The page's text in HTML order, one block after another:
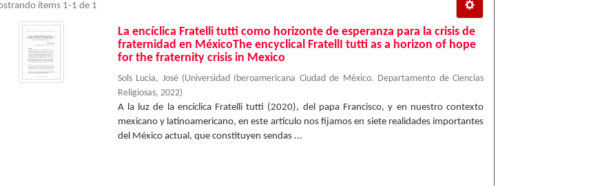
ítems 1-1 de 1
La encíclica Fratelli tutti como horizonte de esperanza para la crisis de
fraternidad en MéxicoThe encyclical FratellI tutti as a horizon of hope
for the fraternity crisis in Mexico
Sols Lucia, José (Universidad Iberoamericana Ciudad de México. Departamento de Ciencias
Religiosas, 2022)
A la luz de la encíclica Fratelli tutti (2020), del papa Francisco, y en nuestro contexto
mexicano y latinoamericano, en este artículo nos fijamos en siete realidades importantes
del México actual, que constituyen sendas ...